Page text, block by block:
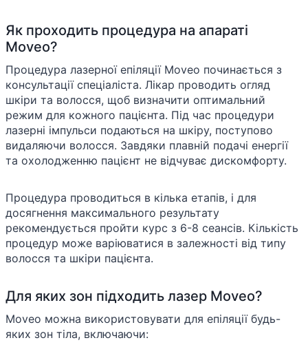
Як проходить процедура на апараті
Moveo?
Процедура лазерної епіляції Moveo починається з
консультації спеціаліста. Лікар проводить огляд
шкіри та волосся, щоб визначити оптимальний
режим для кожного пацієнта. Під час процедури
лазерні імпульси подаються на шкіру, поступово
видаляючи волосся. Завдяки плавній подачі енергії
та охолодженню пацієнт не відчуває дискомфорту.
Процедура проводиться в кілька етапів, і для
досягнення максимального результату
рекомендується пройти курс з 6-8 сеансів. Кількість
процедур може варіюватися в залежності від типу
волосся та шкіри пацієнта.
Для яких зон підходить лазер Moveo?
Moveo можна використовувати для епіляції будь-
яких зон тіла, включаючи: